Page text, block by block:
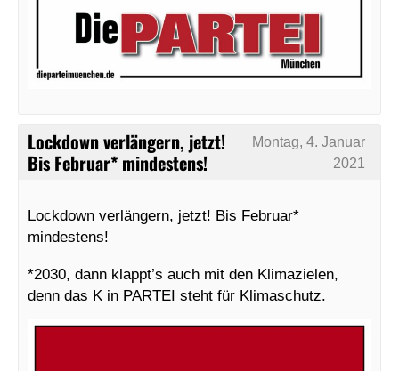
Lockdown verlängern, jetzt!
Bis Februar* mindestens!
Montag, 4. Januar
2021
Lockdown verlängern, jetzt! Bis Februar*
mindestens!
*2030, dann klappt’s auch mit den Klimazielen,
denn das K in PARTEI steht für Klimaschutz.